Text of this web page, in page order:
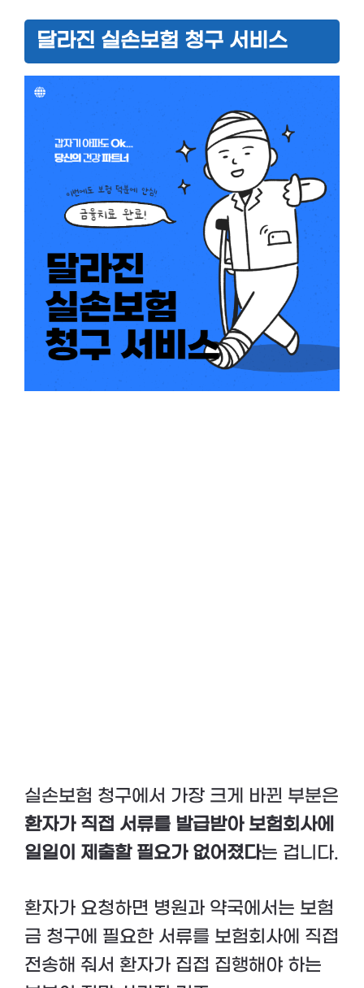
달라진 실손보험 청구 서비스
실손보험 청구에서 가장 크게 바뀐 부분은
환자가 직접 서류를 발급받아 보험회사에
일일이 제출할 필요가 없어졌다는 겁니다.
환자가 요청하면 병원과 약국에서는 보험
금 청구에 필요한 서류를 보험회사에 직접
전송해 줘서 환자가 집접 집행해야 하는